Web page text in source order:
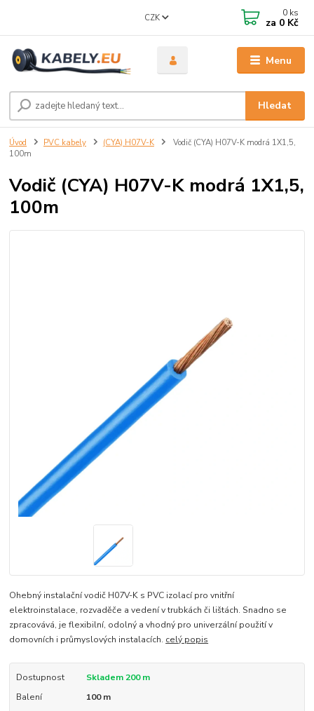
Menu
CZK
Hledat
0 ks
za 0 Kč
Úvod PVC kabely (CYA) H07V-K
Vodič (CYA) H07V-K modrá 1X1,5,
100m
Vodič (CYA) H07V-K modrá 1X1,5,
100m
Ohebný instalační vodič H07V-K s PVC izolací pro vnitřní
elektroinstalace, rozvaděče a vedení v trubkách či lištách. Snadno se
zpracovává, je flexibilní, odolný a vhodný pro univerzální použití v
domovních i průmyslových instalacích. celý popis
Dostupnost
Skladem 200 m
Balení
100 m